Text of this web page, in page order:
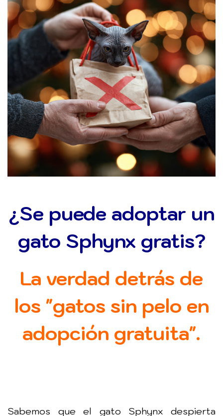
¿Se puede adoptar un
gato Sphynx gratis?
La verdad detrás de
los "gatos sin pelo en
adopción gratuita".
Sabemos que el gato Sphynx despierta